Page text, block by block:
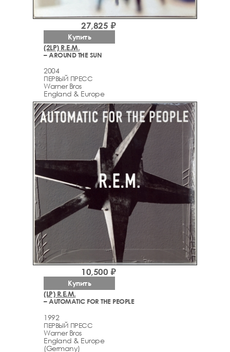
(2LP) R.E.M.
– AROUND THE SUN
2004
ПЕРВЫЙ ПРЕСС
Warner Bros
England & Europe
27,825 ₽
Купить
(LP) R.E.M.
– AUTOMATIC FOR THE PEOPLE
1992
ПЕРВЫЙ ПРЕСС
Warner Bros
England & Europe
(Germany)
10,500 ₽
Купить